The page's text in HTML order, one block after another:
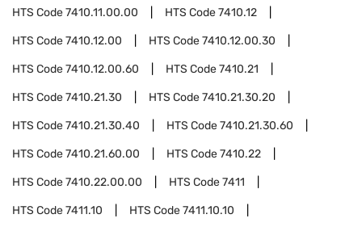
HTS Code7410.11.00.00 HTS Code7410.12
HTS Code7410.12.00 HTS Code7410.12.00.30
HTS Code7410.12.00.60 HTS Code7410.21
HTS Code7410.21.30 HTS Code7410.21.30.20
HTS Code7410.21.30.40 HTS Code7410.21.30.60
HTS Code7410.21.60.00 HTS Code7410.22
HTS Code7410.22.00.00 HTS Code7411
HTS Code7411.10 HTS Code7411.10.10